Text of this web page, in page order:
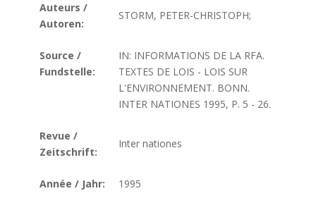
Auteurs /
Autoren:
STORM, PETER-CHRISTOPH;
Source /
Fundstelle:
IN: INFORMATIONS DE LA RFA.
TEXTES DE LOIS - LOIS SUR
L'ENVIRONNEMENT. BONN.
INTER NATIONES 1995, P. 5 - 26.
Revue /
Zeitschrift:
Inter nationes
Année / Jahr: 1995